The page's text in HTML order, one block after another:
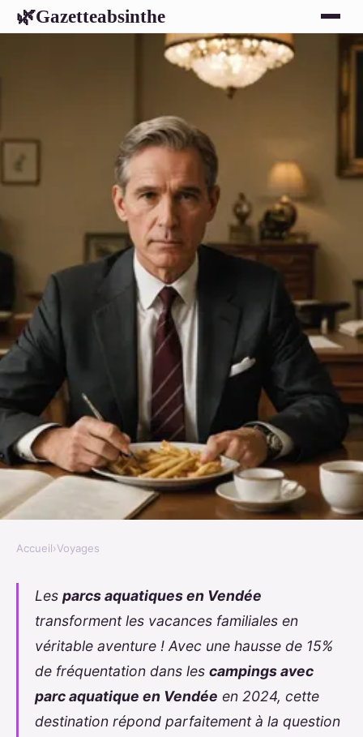
🌿Gazetteabsinthe
VOYAGES
Top des campings avec parc
aquatique à découvrir en vendée
Accueil›Voyages
Les parcs aquatiques en Vendée
transforment les vacances familiales en
véritable aventure ! Avec une hausse de 15%
de fréquentation dans les campings avec
parc aquatique en Vendée en 2024, cette
destination répond parfaitement à la question